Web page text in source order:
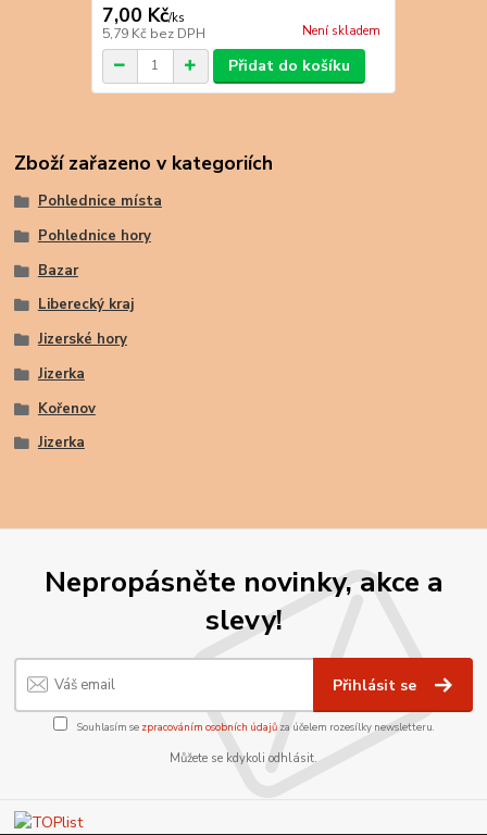
7,00 Kč/ks
5,79 Kč bez DPH Není skladem
Přidat do košíku
Zboží zařazeno v kategoriích
Pohlednice místa
Pohlednice hory
Bazar
Liberecký kraj
Jizerské hory
Jizerka
Kořenov
Jizerka
Nepropásněte novinky, akce a
slevy!
Přihlásit se
Souhlasím se zpracováním osobních údajůza účelem rozesílky newsletteru.
Můžete se kdykoli odhlásit.